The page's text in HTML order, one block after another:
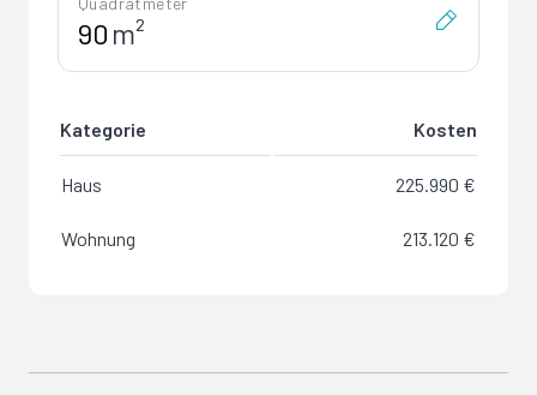
m²
Kategorie Kosten
Haus 225.990 €
Wohnung 213.120 €